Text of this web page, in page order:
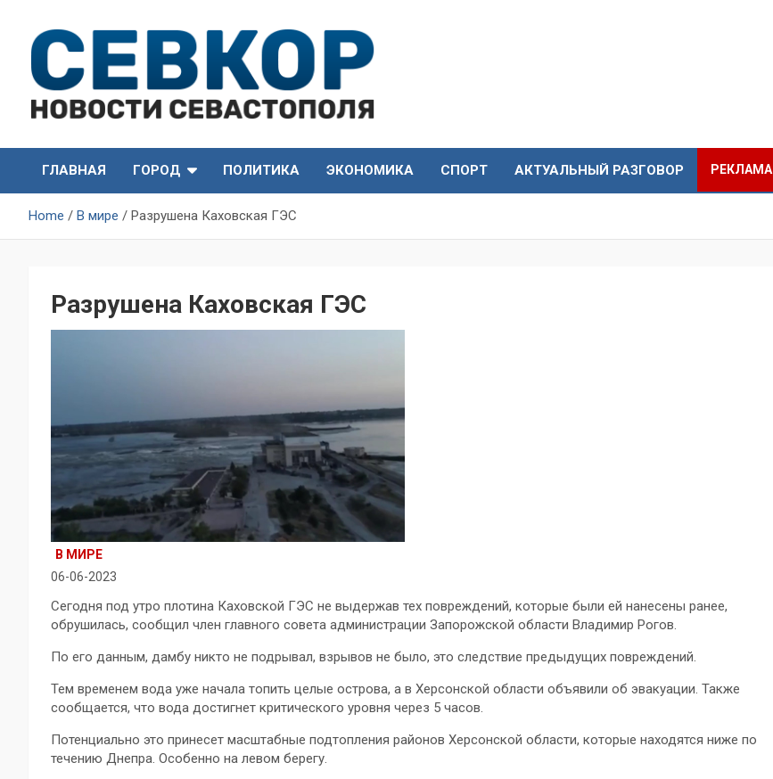
content
СевКор — Новости
Севастополя
Севастополя
ГЛАВНАЯ
ГОРОД ПОЛИТИКА ЭКОНОМИКА СПОРТ АКТУАЛЬНЫЙ РАЗГОВОР РЕКЛАМА
Home В мире Разрушена Каховская ГЭС
Разрушена Каховская ГЭС
В МИРЕ
06-06-2023
Сегодня под утро плотина Каховской ГЭС не выдержав тех повреждений, которые были ей нанесены ранее,
обрушилась, сообщил член главного совета администрации Запорожской области Владимир Рогов.
По его данным, дамбу никто не подрывал, взрывов не было, это следствие предыдущих повреждений.
Тем временем вода уже начала топить целые острова, а в Херсонской области объявили об эвакуации. Также
сообщается, что вода достигнет критического уровня через 5 часов.
Потенциально это принесет масштабные подтопления районов Херсонской области, которые находятся ниже по
течению Днепра. Особенно на левом берегу.